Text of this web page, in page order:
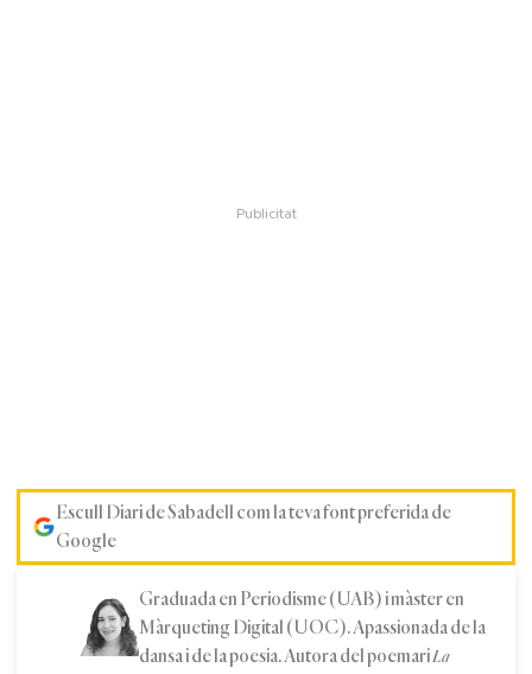
Escull Diari de Sabadell com la teva font preferida de
Google
Graduada en Periodisme (UAB) i màster en
Màrqueting Digital (UOC). Apassionada de la
dansa i de la poesia. Autora del poemariLa